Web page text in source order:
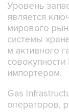
Уровень
является
мирового
системы
м активного
импортером.
Gas
операторов,